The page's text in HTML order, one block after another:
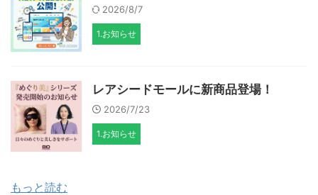
2026/8/7
1.お知らせ
レアシードモールに新商品登場！
2026/7/23
1.お知らせ
もっと読む